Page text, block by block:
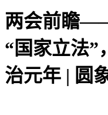
两会前瞻
“国家立法”
治元年 | 圆